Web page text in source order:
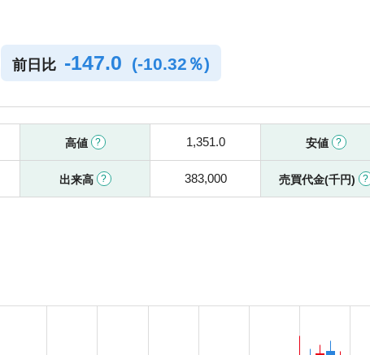
前日比 -147.0 (-10.32％)
高値 1,351.0 安値
出来高 383,000 売買代金(千円)